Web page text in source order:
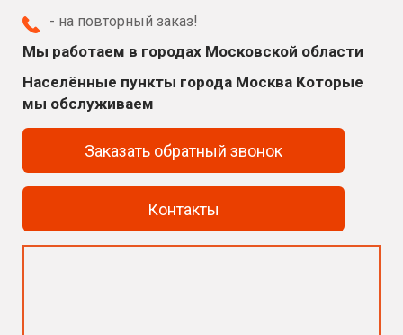
- на повторный заказ!
Мы работаем в городах Московской области
Населённые пункты города Москва Которые
мы обслуживаем
Заказать обратный звонок
Контакты